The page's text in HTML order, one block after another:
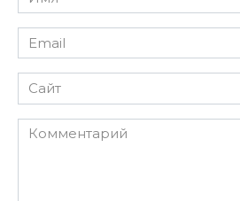
*
Email
*
Сайт
Комментарий